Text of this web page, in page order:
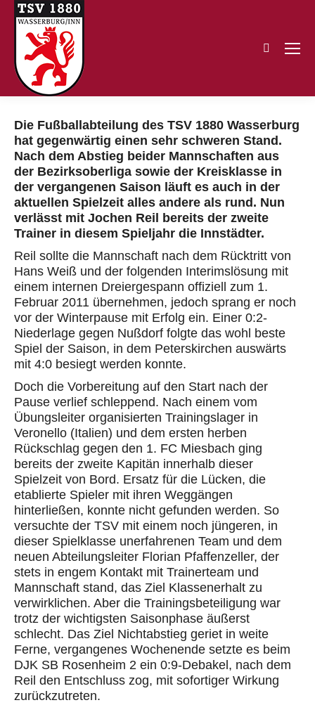
Search:
Die Fußballabteilung des TSV 1880 Wasserburg
hat gegenwärtig einen sehr schweren Stand.
Nach dem Abstieg beider Mannschaften aus
der Bezirksoberliga sowie der Kreisklasse in
der vergangenen Saison läuft es auch in der
aktuellen Spielzeit alles andere als rund. Nun
verlässt mit Jochen Reil bereits der zweite
Trainer in diesem Spieljahr die Innstädter.
Reil sollte die Mannschaft nach dem Rücktritt von
Hans Weiß und der folgenden Interimslösung mit
einem internen Dreiergespann offiziell zum 1.
Februar 2011 übernehmen, jedoch sprang er noch
vor der Winterpause mit Erfolg ein. Einer 0:2-
Niederlage gegen Nußdorf folgte das wohl beste
Spiel der Saison, in dem Peterskirchen auswärts
mit 4:0 besiegt werden konnte.
Doch die Vorbereitung auf den Start nach der
Pause verlief schleppend. Nach einem vom
Übungsleiter organisierten Trainingslager in
Veronello (Italien) und dem ersten herben
Rückschlag gegen den 1. FC Miesbach ging
bereits der zweite Kapitän innerhalb dieser
Spielzeit von Bord. Ersatz für die Lücken, die
etablierte Spieler mit ihren Weggängen
hinterließen, konnte nicht gefunden werden. So
versuchte der TSV mit einem noch jüngeren, in
dieser Spielklasse unerfahrenen Team und dem
neuen Abteilungsleiter Florian Pfaffenzeller, der
stets in engem Kontakt mit Trainerteam und
Mannschaft stand, das Ziel Klassenerhalt zu
verwirklichen. Aber die Trainingsbeteiligung war
trotz der wichtigsten Saisonphase äußerst
schlecht. Das Ziel Nichtabstieg geriet in weite
Ferne, vergangenes Wochenende setzte es beim
DJK SB Rosenheim 2 ein 0:9-Debakel, nach dem
Reil den Entschluss zog, mit sofortiger Wirkung
zurückzutreten.